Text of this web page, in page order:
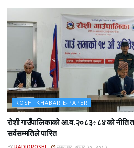
ROSHI KHABAR E-PAPER
रोशी गाउँपालिकाको आ.व.२०८३÷८४ को नीति
सर्वसम्मतिले पारित
BY RADIOROSHI मङ्लबार, असार ३०, २०८३